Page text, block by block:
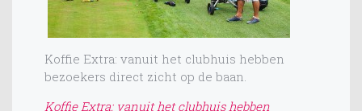
Koffie Extra: vanuit het clubhuis hebben
bezoekers direct zicht op de baan.
Koffie Extra: vanuit het clubhuis hebben